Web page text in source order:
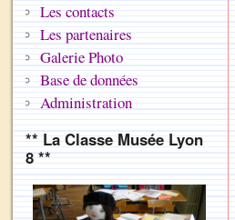
Les contacts
Les partenaires
Galerie Photo
Base de données
Administration
** La Classe Musée Lyon
8 **